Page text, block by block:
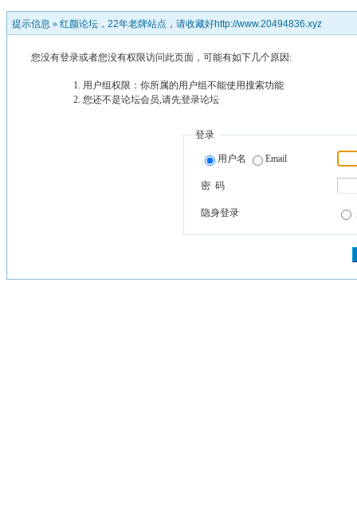
提示信息 » 红颜论坛，22年老牌站点，请收藏好http://www.20494836.xyz
您没有登录或者您没有权限访问此页面，可能有如下几个原因:
用户组权限：你所属的用户组不能使用搜索功能
您还不是论坛会员,请先登录论坛
登录
用户名 Email
密 码
隐身登录